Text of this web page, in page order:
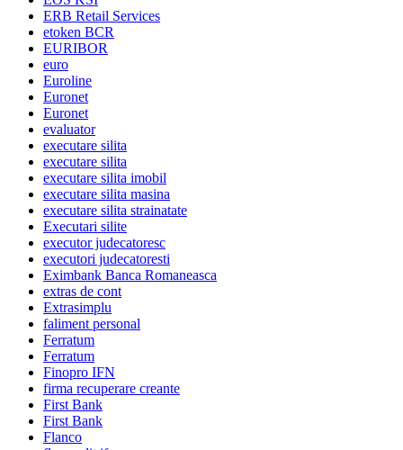
ERB Retail Services
etoken BCR
EURIBOR
euro
Euroline
Euronet
Euronet
evaluator
executare silita
executare silita
executare silita imobil
executare silita masina
executare silita strainatate
Executari silite
executor judecatoresc
executori judecatoresti
Eximbank Banca Romaneasca
extras de cont
Extrasimplu
faliment personal
Ferratum
Ferratum
Finopro IFN
firma recuperare creante
First Bank
First Bank
Flanco